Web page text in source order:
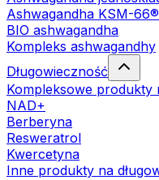
Ashwagandha KSM-66®
BIO ashwagandha
Kompleks ashwagandhy
Długowieczność
Kompleksowe produkty
NAD+
Berberyna
Resweratrol
Kwercetyna
Inne produkty na